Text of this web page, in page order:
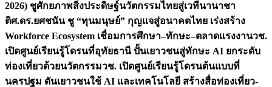
2026) ชูศักยภาพสิ่งประดิษฐ์นวัตกรรมไทยสู่เวทีนานาชา
ติศ.ดร.ยศชนัน ชู “ทุนมนุษย์” กุญแจสู่อนาคตไทย เร่งสร้าง
Workforce Ecosystem เชื่อมการศึกษา–ทักษะ–ตลาดแรงงานวช.
เปิดศูนย์เรียนรู้โดรนที่อุทัยธานี ปั้นเยาวชนสู่ทักษะ AI ยกระดับ
ท่องเที่ยวด้วยนวัตกรรมวช. เปิดศูนย์เรียนรู้โดรนต้นแบบที่
นครปฐม ดันเยาวชนใช้ AI และเทคโนโลยี สร้างสื่อท่องเที่ยว-